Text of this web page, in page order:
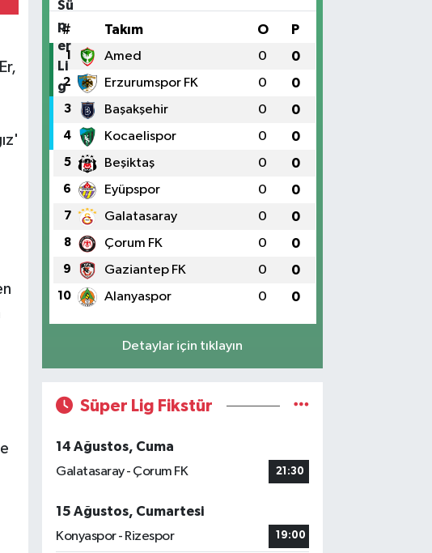
# Takım O P
1 Amed 0 0
2 Erzurumspor FK 0 0
3 Başakşehir 0 0
4 Kocaelispor 0 0
5 Beşiktaş 0 0
6 Eyüpspor 0 0
7 Galatasaray 0 0
8 Çorum FK 0 0
9 Gaziantep FK 0 0
10 Alanyaspor 0 0
Detaylar için tıklayın
Süper Lig Fikstür
14 Ağustos, Cuma
Galatasaray - Çorum FK
21:30
15 Ağustos, Cumartesi
Konyaspor - Rizespor
19:00